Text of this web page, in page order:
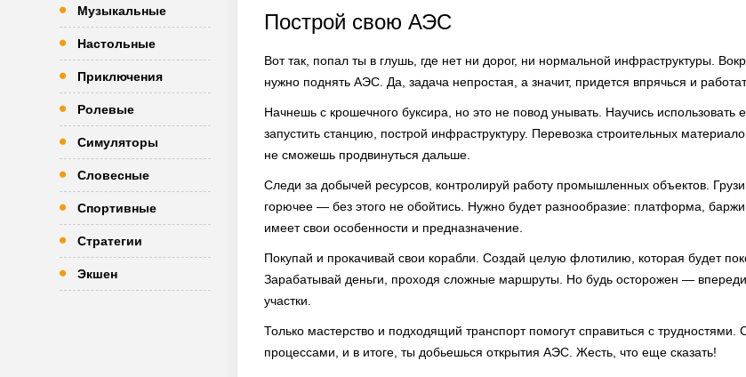
Музыкальные
Настольные
Приключения
Ролевые
Симуляторы
Словесные
Спортивные
Стратегии
Экшен
Построй свою АЭС
Вот так, попал ты в глушь, где нет ни дорог, ни нормальной инфраструктуры.
нужно поднять АЭС. Да, задача непростая, а значит, придется впрячься и
Начнешь с крошечного буксира, но это не повод унывать. Научись
запустить станцию, построй инфраструктуру. Перевозка строительных
не сможешь продвинуться дальше.
Следи за добычей ресурсов, контролируй работу промышленных объектов. Грузи
горючее — без этого не обойтись. Нужно будет разнообразие: платформа,
имеет свои особенности и предназначение.
Покупай и прокачивай свои корабли. Создай целую флотилию, которая будет
Зарабатывай деньги, проходя сложные маршруты. Но будь осторожен — впереди
участки.
Только мастерство и подходящий транспорт помогут справиться с трудностями.
процессами, и в итоге, ты добьешься открытия АЭС. Жесть, что еще сказать!